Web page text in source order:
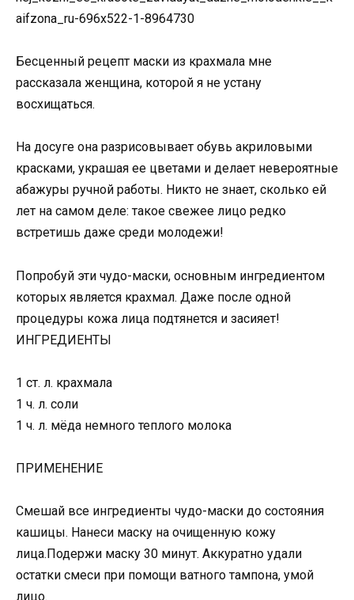
Бесценный рецепт маски из крахмала мне
рассказала женщина, которой я не устану
восхищаться.
На досуге она разрисовывает обувь акриловыми
красками, украшая ее цветами и делает невероятные
абажуры ручной работы. Никто не знает, сколько ей
лет на самом деле: такое свежее лицо редко
встретишь даже среди молодежи!
Попробуй эти чудо-маски, основным ингредиентом
которых является крахмал. Даже после одной
процедуры кожа лица подтянется и засияет!
ИНГРЕДИЕНТЫ
1 ст. л. крахмала
1 ч. л. соли
1 ч. л. мёда немного теплого молока
ПРИМЕНЕНИЕ
Смешай все ингредиенты чудо-маски до состояния
кашицы. Нанеси маску на очищенную кожу
лица.Подержи маску 30 минут. Аккуратно удали
остатки смеси при помощи ватного тампона, умой
лицо.